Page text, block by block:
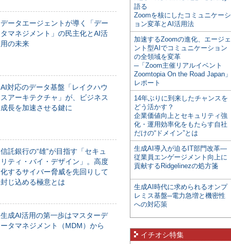
データエージェントが導く「デー
タマネジメント」の民主化とAI活
用の未来
AI対応のデータ基盤「レイクハウ
スアーキテクチャ」が、ビジネス
成長を加速させる鍵に
信託銀行の“雄”が目指す「セキュ
リティ・バイ・デザイン」。高度
化するサイバー脅威を先回りして
封じ込める極意とは
生成AI活用の第一歩はマスターデ
ータマネジメント（MDM）から
語る
Zoomを核にしたコミュニケーシ
ョン変革とAI活用法
加速するZoomの進化、エージェ
ント型AIでコミュニケーション
の全領域を変革
─「Zoom主催リアルイベント
Zoomtopia On the Road Japan」
レポート
14年ぶりに到来したチャンスを
どう活かす？
企業価値向上とセキュリティ強
化・運用効率化をもたらす自社
だけの“ドメイン”とは
生成AI導入が迫るIT部門改革―
従業員エンゲージメント向上に
貢献するRidgelinezの処方箋
生成AI時代に求められるオンプ
レミス基盤─電力急増と機密性
への対応策
イチオシ特集